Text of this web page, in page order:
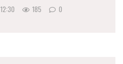
12:30 185 0